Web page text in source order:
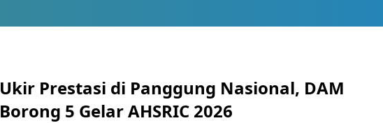
Ukir Prestasi di Panggung Nasional, DAM
Borong 5 Gelar AHSRIC 2026